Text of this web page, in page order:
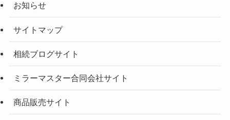
お知らせ
サイトマップ
相続ブログサイト
ミラーマスター合同会社サイト
商品販売サイト